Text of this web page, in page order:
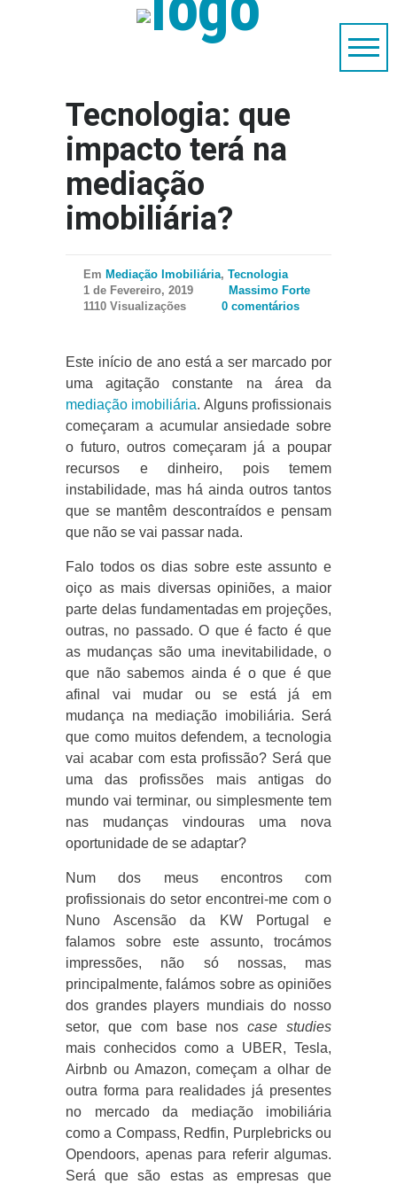
Tecnologia: que
impacto terá na
mediação
imobiliária?
Em Mediação Imobiliária, Tecnologia
1 de Fevereiro, 2019
Massimo Forte
1110 Visualizações
0 comentários
Este início de ano está a ser marcado por
uma agitação constante na área da
mediação imobiliária. Alguns profissionais
começaram a acumular ansiedade sobre
o futuro, outros começaram já a poupar
recursos e dinheiro, pois temem
instabilidade, mas há ainda outros tantos
que se mantêm descontraídos e pensam
que não se vai passar nada.
Falo todos os dias sobre este assunto e
oiço as mais diversas opiniões, a maior
parte delas fundamentadas em projeções,
outras, no passado. O que é facto é que
as mudanças são uma inevitabilidade, o
que não sabemos ainda é o que é que
afinal vai mudar ou se está já em
mudança na mediação imobiliária. Será
que como muitos defendem, a tecnologia
vai acabar com esta profissão? Será que
uma das profissões mais antigas do
mundo vai terminar, ou simplesmente tem
nas mudanças vindouras uma nova
oportunidade de se adaptar?
Num dos meus encontros com
profissionais do setor encontrei-me com o
Nuno Ascensão da KW Portugal e
falamos sobre este assunto, trocámos
impressões, não só nossas, mas
principalmente, falámos sobre as opiniões
dos grandes players mundiais do nosso
setor, que com base noscase studies
mais conhecidos como a UBER, Tesla,
Airbnb ou Amazon, começam a olhar de
outra forma para realidades já presentes
no mercado da mediação imobiliária
como a Compass, Redfin, Purplebricks ou
Opendoors, apenas para referir algumas.
Será que são estas as empresas que